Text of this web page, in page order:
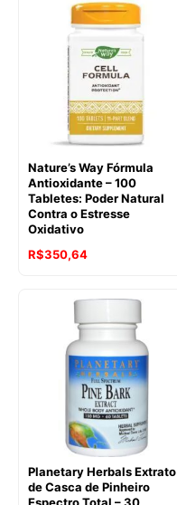
Nature’s Way Fórmula
Antioxidante – 100
Tabletes: Poder Natural
Contra o Estresse
Oxidativo
R$350,64
Planetary Herbals Extrato
de Casca de Pinheiro